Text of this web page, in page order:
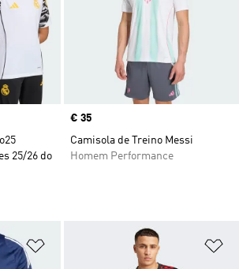
25/26 do
Price
€ 35
Camisola de Treino Messi
Homem Performance
Adicionar à Lista de Desejos